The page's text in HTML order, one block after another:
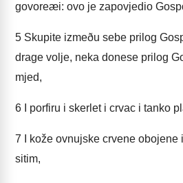
govoreæi: ovo je zapovjedio
5 Skupite izmeðu sebe prilog
drage volje, neka donese prilog
mjed,
6 I porfiru i skerlet i crvac i tanko
7 I kože ovnujske crvene
sitim,